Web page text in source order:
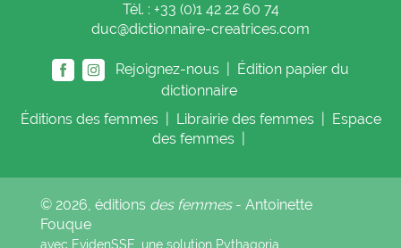
Tél. : +33 (0)1 42 22 60 74
duc@dictionnaire-creatrices.com
Rejoignez-nous |
Édition papier du
dictionnaire
Éditions des femmes Librairie des femmes
Espace
des femmes
© 2026, éditions des femmes- Antoinette
Fouque
avec EvidenSSE, une solution Pythagoria